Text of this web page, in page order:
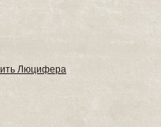
Люцифера